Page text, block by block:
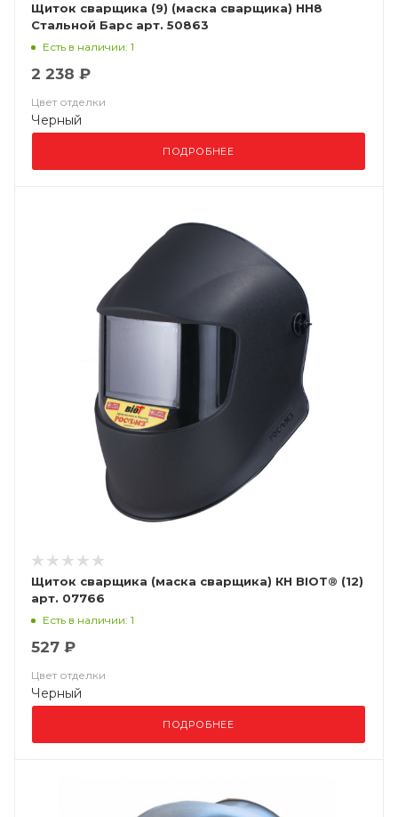
Щиток сварщика (9) (маска сварщика) НН8
Стальной Барс арт. 50863
Есть в наличии: 1
2 238 ₽
Цвет отделки
Черный
ПОДРОБНЕЕ
Щиток сварщика (маска сварщика) КН BIOT® (12)
арт. 07766
Есть в наличии: 1
527 ₽
Цвет отделки
Черный
ПОДРОБНЕЕ